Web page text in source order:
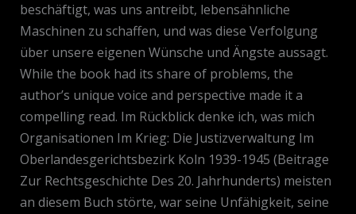
beschäftigt, was uns antreibt, lebensähnliche
Maschinen zu schaffen, und was diese Verfolgung
über unsere eigenen Wünsche und Ängste aussagt.
While the book had its share of problems, the
author’s unique voice and perspective made it a
compelling read. Im Rückblick denke ich, was mich
Organisationen Im Krieg: Die Justizverwaltung Im
Oberlandesgerichtsbezirk Koln 1939-1945 (Beitrage
Zur Rechtsgeschichte Des 20. Jahrhunderts) meisten
an diesem Buch störte, war seine Unfähigkeit, seine